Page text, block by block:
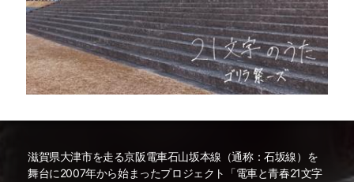
滋賀県大津市を走る京阪電車石山坂本線（通称：石坂線）を
舞台に2007年から始まったプロジェクト「電車と青春21文字